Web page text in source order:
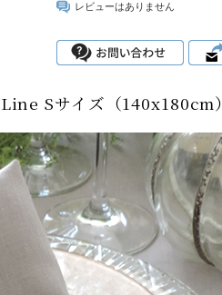
レビューはありません
Sサイズ（140x180cm）